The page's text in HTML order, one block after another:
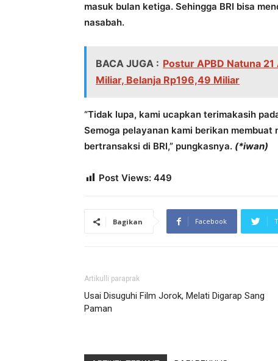
masuk bulan ketiga. Sehingga BRI bisa
nasabah.
BACA JUGA : Postur APBD Natuna
Miliar, Belanja Rp196,49 Miliar
“Tidak lupa, kami ucapkan terimakasih
Semoga pelayanan kami berikan
bertransaksi di BRI,” pungkasnya. (*iwan)
Post Views: 449
Bagikan Facebook
Artikulli paraprak
Usai Disuguhi Film Jorok, Melati Digarap Sang
Paman